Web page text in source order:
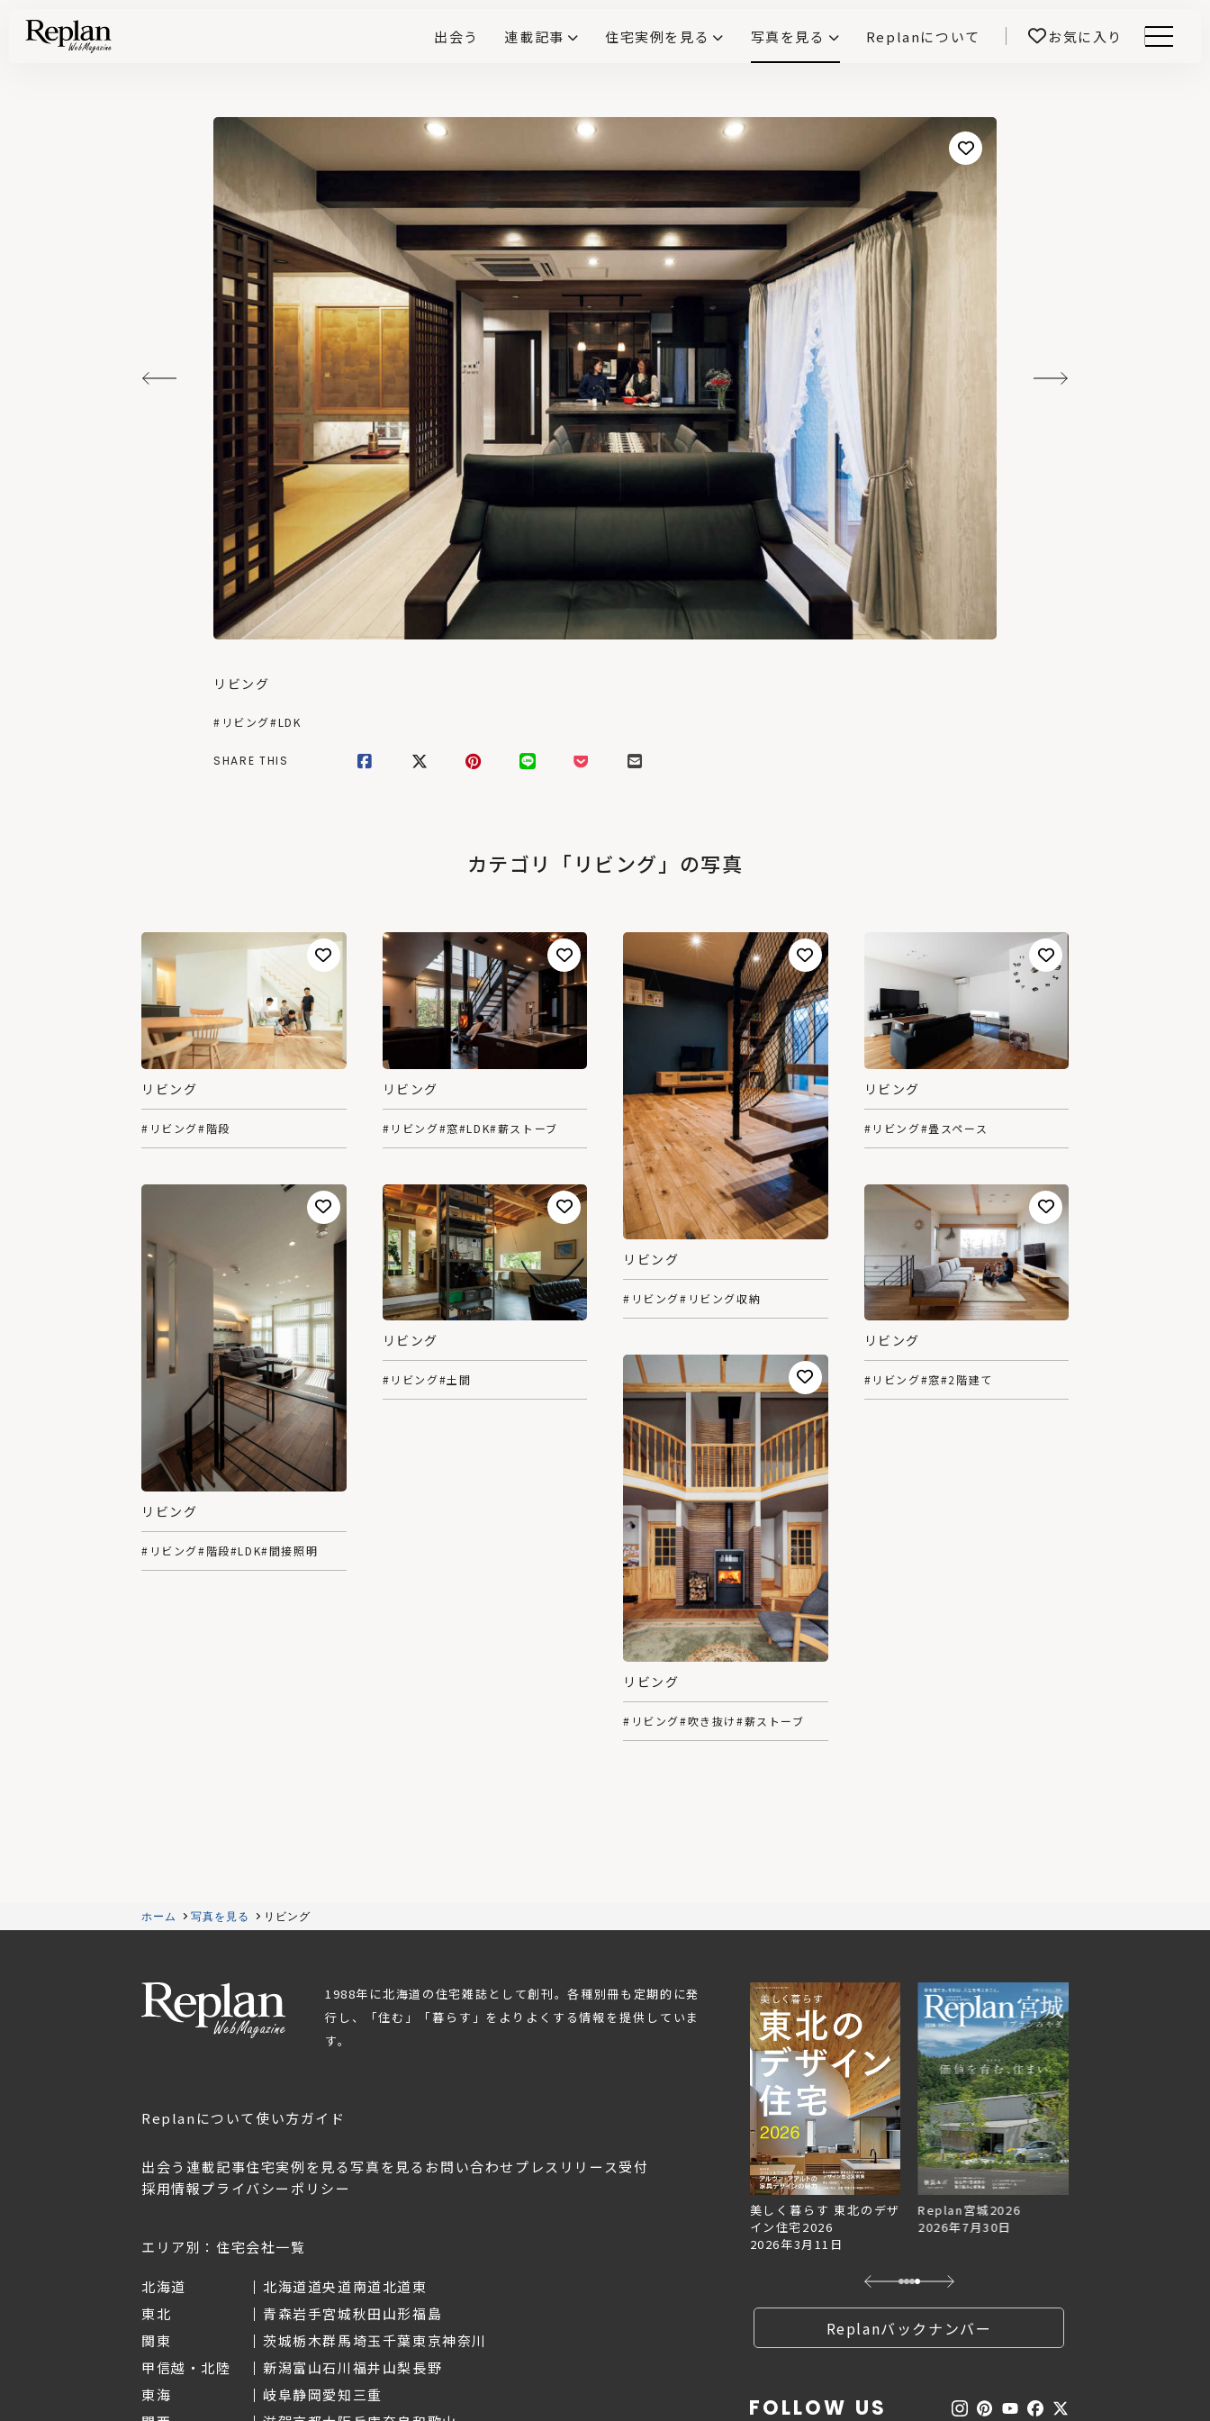
出会う 連載記事 住宅実例を見る 写真を見る Replanについて お気に入り
リビング
#リビング#LDK
SHARE THIS
カテゴリ「リビング」の写真
リビング
#リビング#階段
リビング
#リビング#窓#LDK#薪ストーブ
リビング
#リビング#リビング収納
リビング
#リビング#畳スペース
リビング
#リビング#階段#LDK#間接照明
リビング
#リビング#土間
リビング
#リビング#窓#2階建て
リビング
#リビング#吹き抜け#薪ストーブ
ホーム 写真を見る リビング
1988年に北海道の住宅雑誌として創刊。各種別冊も定期的に発
行し、「住む」「暮らす」をよりよくする情報を提供していま
す。
Replanについて使い方ガイド
出会う 連載記事住宅実例を見る写真を見る お問い合わせ プレスリリース受付
採用情報プライバシーポリシー
エリア別：住宅会社一覧
北海道 北海道道央道南道北道東
東北
青森岩手宮城秋田山形福島
関東
茨城栃木群馬埼玉千葉東京神奈川
甲信越・北陸
新潟富山石川福井山梨長野
東海
岐阜静岡愛知三重
2026年3月11日
美しく暮らす 東北のデザ
イン住宅2026
2026年3月11日
Replan宮城2026
2026年7月30日
Replanバックナンバー
FOLLOW US